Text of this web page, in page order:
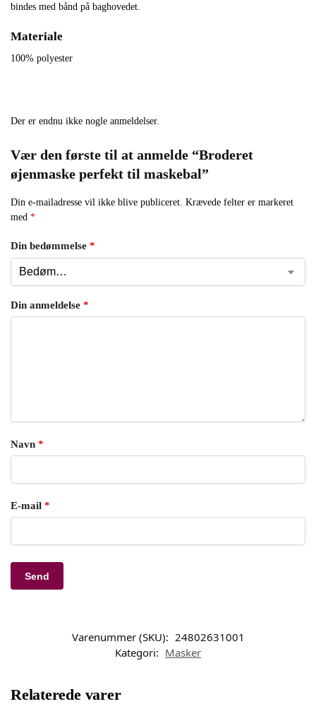
bindes med bånd på baghovedet.
Materiale
100% polyester
Der er endnu ikke nogle anmeldelser.
Vær den første til at anmelde “Broderet
øjenmaske perfekt til maskebal”
Din e-mailadresse vil ikke blive publiceret. Krævede felter er markeret
med *
Din bedømmelse *
Din anmeldelse *
Navn *
E-mail *
Varenummer (SKU): 24802631001
Kategori: Masker
Relaterede varer